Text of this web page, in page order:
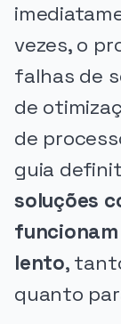
vezes, o
falhas de
de
de
guia
soluções
lento,
quanto